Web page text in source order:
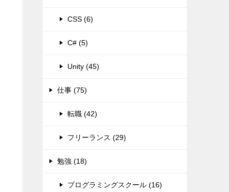
CSS (6)
C# (5)
Unity (45)
仕事 (75)
転職 (42)
フリーランス (29)
勉強 (18)
プログラミングスクール (16)